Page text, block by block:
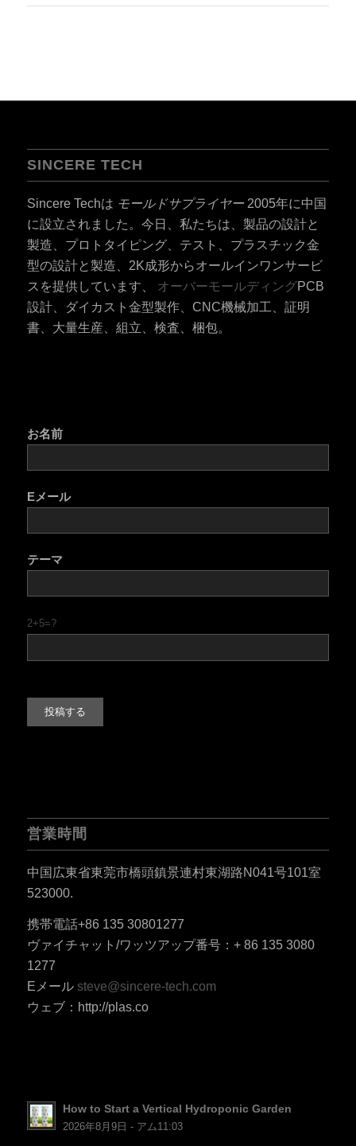
SINCERE TECH
Sincere Techは モールドサプライヤー2005年に中国
に設立されました。今日、私たちは、製品の設計と
製造、プロトタイピング、テスト、プラスチック金
型の設計と製造、2K成形からオールインワンサービ
スを提供しています、 オーバーモールディングPCB
設計、ダイカスト金型製作、CNC機械加工、証明
書、大量生産、組立、検査、梱包。
お名前
Eメール
テーマ
2+5=?
営業時間
中国広東省東莞市橋頭鎮景連村東湖路N041号101室
523000.
携帯電話+86 135 30801277
ヴァイチャット/ワッツアップ番号：+ 86 135 3080
1277
Eメール steve@sincere-tech.com
ウェブ：http://plas.co
How to Start a Vertical Hydroponic Garden
2026年8月9日 - アム11:03
CS
SV
RO